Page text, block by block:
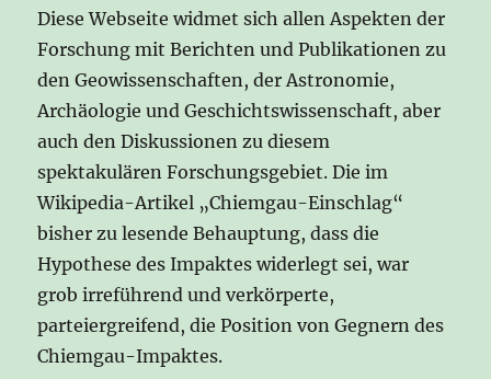
Diese Webseite widmet sich allen Aspekten der
Forschung mit Berichten und Publikationen zu
den Geowissenschaften, der Astronomie,
Archäologie und Geschichtswissenschaft, aber
auch den Diskussionen zu diesem
spektakulären Forschungsgebiet. Die im
Wikipedia-Artikel „Chiemgau-Einschlag“
bisher zu lesende Behauptung, dass die
Hypothese des Impaktes widerlegt sei, war
grob irreführend und verkörperte,
parteiergreifend, die Position von Gegnern des
Chiemgau-Impaktes.